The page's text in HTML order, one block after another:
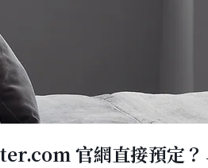
官網直接預定？